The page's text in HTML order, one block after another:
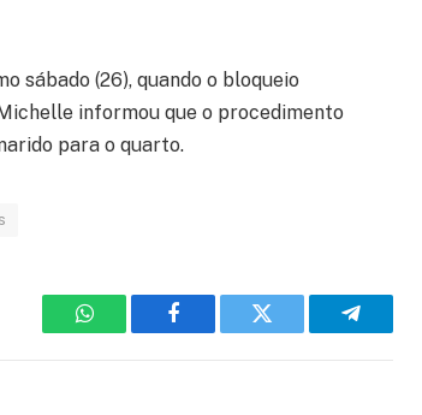
sábado (26), quando o bloqueio
informou que o procedimento
para o quarto.
WhatsAppFacebook Twitter Telegram